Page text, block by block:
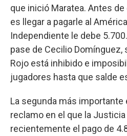
que inició Maratea. Antes
es llegar a pagarle al
Independiente le debe
pase de Cecilio Domínguez,
Rojo está inhibido e
jugadores hasta que salde
La segunda más importante
reclamo en el que la
recientemente el pago de